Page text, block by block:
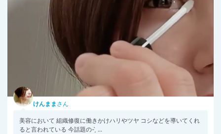
けんまま さん
美容において 組織修復に働きかけハリやツヤ コシなどを導いてくれ
ると言われている 今話題の- ̗̀ ...